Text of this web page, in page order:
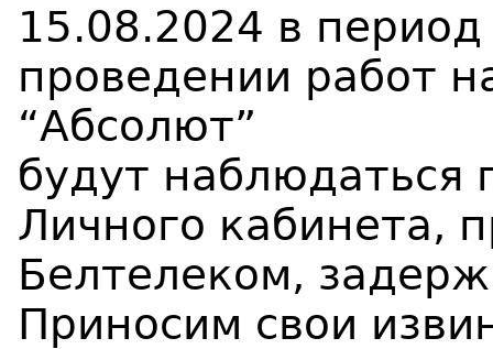
15.08.2024 в
проведении работ
“Абсолют”
будут наблюдаться
Личного кабинета,
Белтелеком,
Приносим свои